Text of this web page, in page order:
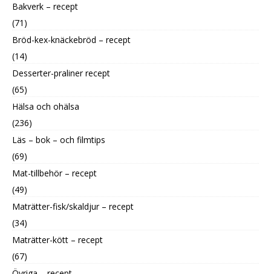
Bakverk – recept
(71)
Bröd-kex-knäckebröd – recept
(14)
Desserter-praliner recept
(65)
Hälsa och ohälsa
(236)
Läs – bok – och filmtips
(69)
Mat-tillbehör – recept
(49)
Maträtter-fisk/skaldjur – recept
(34)
Maträtter-kött – recept
(67)